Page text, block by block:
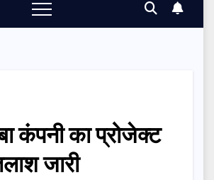
कंपनी का प्रोजेक्ट
जारी